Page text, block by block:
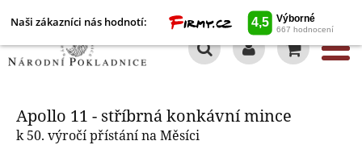
Naši zákazníci nás hodnotí:
Apollo 11 - stříbrná konkávní mince
k 50. výročí přístání na Měsíci
Apollo 11 - stříbrná konkávní